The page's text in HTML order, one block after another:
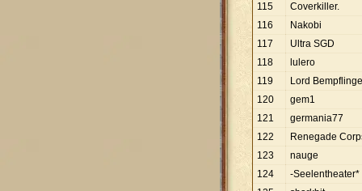
115
Coverkiller.
116
Nakobi
117
Ultra SGD
118
lulero
119
Lord
120
gem1
121
germania77
122
Renegade
123
nauge
124
-Seelentheater*